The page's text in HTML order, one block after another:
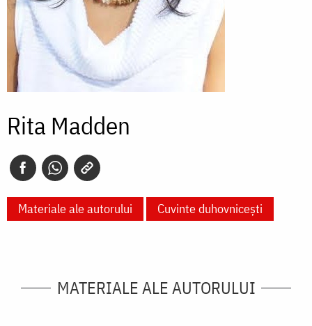
Rita Madden
Materiale ale autorului Cuvinte duhovnicești
MATERIALE ALE AUTORULUI